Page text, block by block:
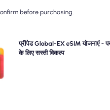
before purchasing.
प्रीपेड Global-EX eSIM योजनाएं -
के लिए सस्ती विकल्प
जी/5 जी कनेक्टिविटी के लिए हमारे प्रीपेड
चुनें। पोस्ट-ट्रैवल बिलिंग आश्चर्य से बचने के
उपयोग और लागतों पर पूर्ण नियंत्रण बनाए रखने